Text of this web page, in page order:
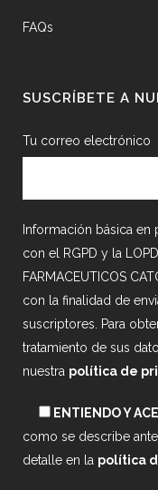
FAQs
SUSCRÍBETE A
Tu correo electrónico
Información básica
con el RGPD y la
FARMACEUTICOS
con la finalidad de
suscriptores. Para
tratamiento de sus
nuestra política de
ENTIENDO Y
como se describe
detalle en la política